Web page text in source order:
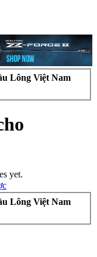
Lông Việt Nam
yet.
Lông Việt Nam